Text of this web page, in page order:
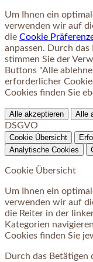
Um Ihnen ein
verwenden wir auf
die Cookie
anpassen. Durch
stimmen Sie der
Buttons "Alle
erforderlicher
Cookies finden Sie
Alle akzeptieren Alle
DSGVO
Cookie Übersicht
Analytische Cookies
Cookie Übersicht
Um Ihnen ein
verwenden wir auf
die Reiter in der
Kategorien
Cookies finden Sie
Durch das Betätigen